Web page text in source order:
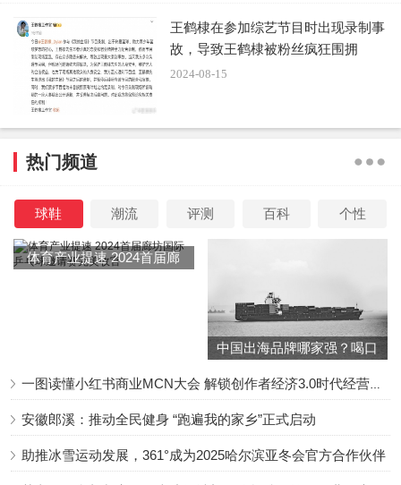
“四个没一个吗？” 娜姐真是我们的互联网嘴替！长相思
真的好好看，希望紫宝玩的开心！
“有朋哥和杨紫的互动简直不要太有梗，曾经预言的一线
女演员都实现了。这不妥妥的许愿池吗？”
个半小时就过去了，很开心！”
“《我们的美好生活》杨紫谢娜在线磕cp的样子和我一样
谢娜是主持人出身的，所以她永远不会让话题掉在地
上，杨紫性格活泼，两人在一起，话题不断，谢娜知道观众
喜欢看什么，简直是互联网的嘴替。比如说杨紫拍一部戏火
一个男主角，让她再火何老师一次。还有长相思里面四个男
地位都挑不出一个？
王鹤棣在参加综艺节目时出现录制事
故，导致王鹤棣被粉丝疯狂围拥
2024-08-15
热门频道
球鞋 潮流 评测 百科 个性
体育产业提速 2024首届廊
中国出海品牌哪家强？喝口
安徽郎溪：推动全民健身 “跑遍我的家乡”正式启动
助推冰雪运动发展，361°成为2025哈尔滨亚冬会官方合作伙伴